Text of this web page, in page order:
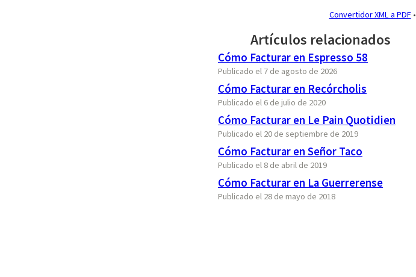
Convertidor XML a PDF•
Artículos relacionados
Cómo Facturar en Espresso 58
Publicado el 7 de agosto de 2026
Cómo Facturar en Recórcholis
Publicado el 6 de julio de 2020
Cómo Facturar en Le Pain Quotidien
Publicado el 20 de septiembre de 2019
Cómo Facturar en Señor Taco
Publicado el 8 de abril de 2019
Cómo Facturar en La Guerrerense
Publicado el 28 de mayo de 2018